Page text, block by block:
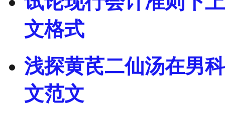
文格式
浅探黄芪二仙汤在男
文范文